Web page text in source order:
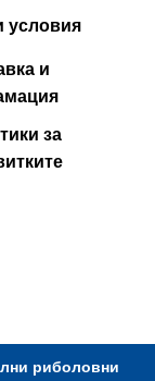
условия
и
за
риболовни